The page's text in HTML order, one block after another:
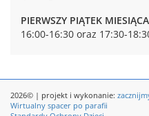
PIERWSZY PIĄTEK MIESIĄCA
16:00-16:30 oraz 17:30-
2026© | projekt i wykonanie:
Wirtualny spacer po parafii